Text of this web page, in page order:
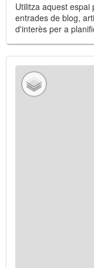
Utilitza aquest
entrades de blog,
d'interès per a